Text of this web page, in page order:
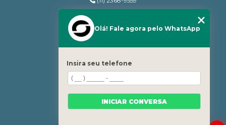
contato@sanchesri.com.br
Quem Somos
Blog
Serviços
Contato
Olá! Fale agora pelo WhatsApp
Insira seu telefone
INICIAR CONVERSA